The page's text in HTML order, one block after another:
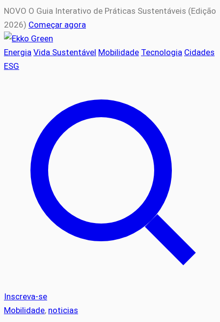
NOVO O Guia Interativo de Práticas Sustentáveis (Edição
2026) Começar agora
Energia Vida Sustentável Mobilidade Tecnologia Cidades
ESG
Inscreva-se
Mobilidade, noticias